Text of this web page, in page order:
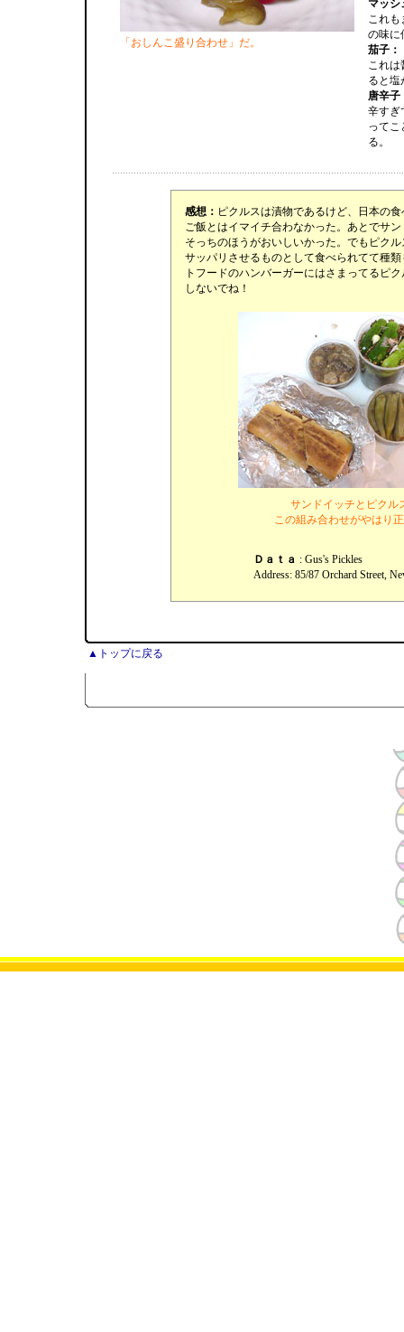
「おしんこ盛り合わせ」だ。
マッシ
これも
の味に
茄子：
これは
ると塩
唐辛子
辛すぎ
ってこ
る。
感想： ピクルスは漬物であるけど、日本の
ご飯とはイマイチ合わなかった。あとでサ
そっちのほうがおいしいかった。でもピク
サッパリさせるものとして食べられてて種
トフードのハンバーガーにはさまってるピ
しないでね！
サンドイッチとピクル
この組み合わせがやはり
Ｄａｔａ : Gus's Pickles
Address: 85/87 Orchard Street,
▲トップに戻る